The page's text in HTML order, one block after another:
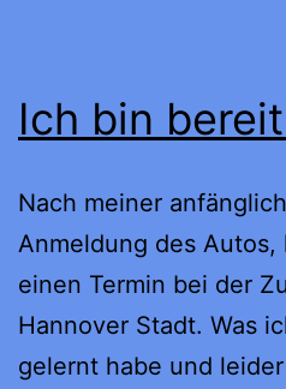
Ich bin
Nach meiner
Anmeldung des
einen Termin bei der
Hannover Stadt. Was
gelernt habe und